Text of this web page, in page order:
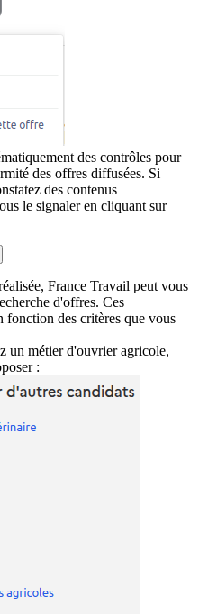
des contrôles pour
des offres diffusées. Si
des contenus
le signaler en cliquant sur
France Travail peut vous
d'offres. Ces
fonction des critères que vous
un métier d'ouvrier agricole,
: